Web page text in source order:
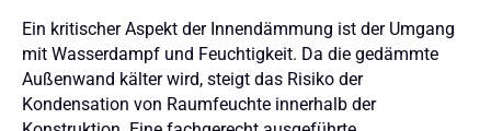
Ein kritischer Aspekt der Innendämmung ist der Umgang
mit Wasserdampf und Feuchtigkeit. Da die gedämmte
Außenwand kälter wird, steigt das Risiko der
Kondensation von Raumfeuchte innerhalb der